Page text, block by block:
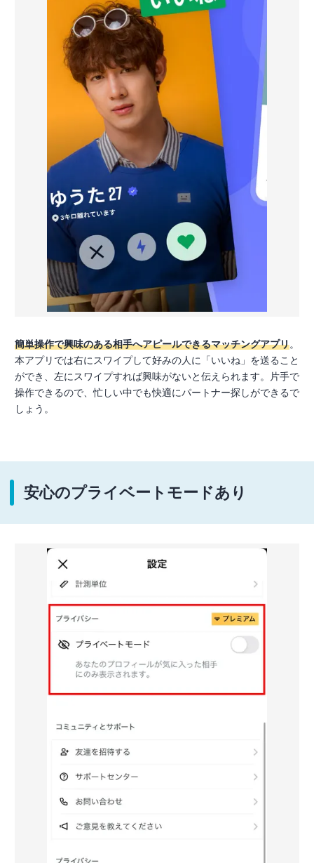
簡単操作で興味のある相手へアピールできるマッチングアプリ。
本アプリでは右にスワイプして好みの人に「いいね」を送ること
ができ、左にスワイプすれば興味がないと伝えられます。片手で
操作できるので、忙しい中でも快適にパートナー探しができるで
しょう。
安心のプライベートモードあり